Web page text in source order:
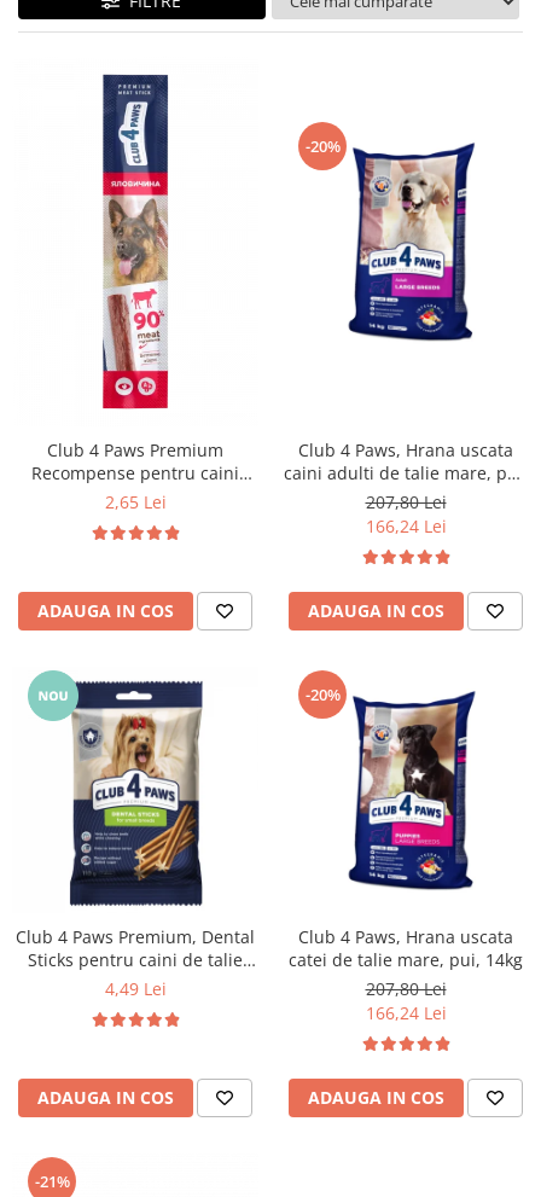
Club 4 Paws Premium
Recompense pentru caini
stick cu vita, 12g
2,65 Lei
ADAUGA IN COS
-20%
Club 4 Paws, Hrana uscata
caini adulti de talie mare, pui,
14kg
207,80 Lei
166,24 Lei
ADAUGA IN COS
Club 4 Paws Premium, Dental
Sticks pentru caini de talie
mica, 110g
4,49 Lei
ADAUGA IN COS
-20%
Club 4 Paws, Hrana uscata
catei de talie mare, pui, 14kg
207,80 Lei
166,24 Lei
ADAUGA IN COS
-21%